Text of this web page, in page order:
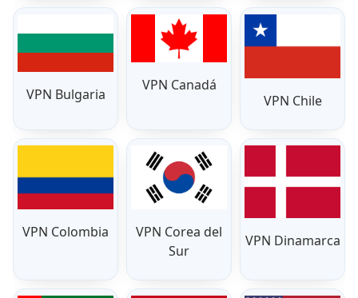
VPN Bulgaria
VPN Canadá
VPN Chile
VPN Colombia
VPN Corea del
Sur
VPN Dinamarca